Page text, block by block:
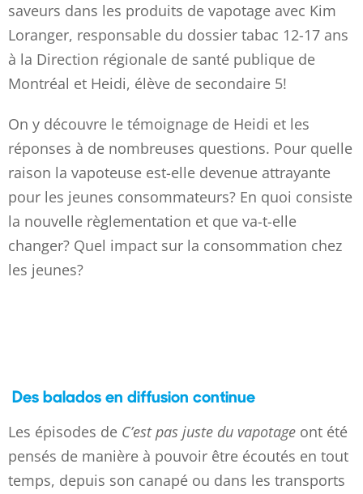
saveurs dans les produits de vapotage avec Kim
Loranger, responsable du dossier tabac 12-17 ans
à la Direction régionale de santé publique de
Montréal et Heidi, élève de secondaire 5!
On y découvre le témoignage de Heidi et les
réponses à de nombreuses questions. Pour quelle
raison la vapoteuse est-elle devenue attrayante
pour les jeunes consommateurs? En quoi consiste
la nouvelle règlementation et que va-t-elle
changer? Quel impact sur la consommation chez
les jeunes?
Des balados en diffusion continue
Les épisodes de C’est pas juste du vapotage ont été
pensés de manière à pouvoir être écoutés en tout
temps, depuis son canapé ou dans les transports